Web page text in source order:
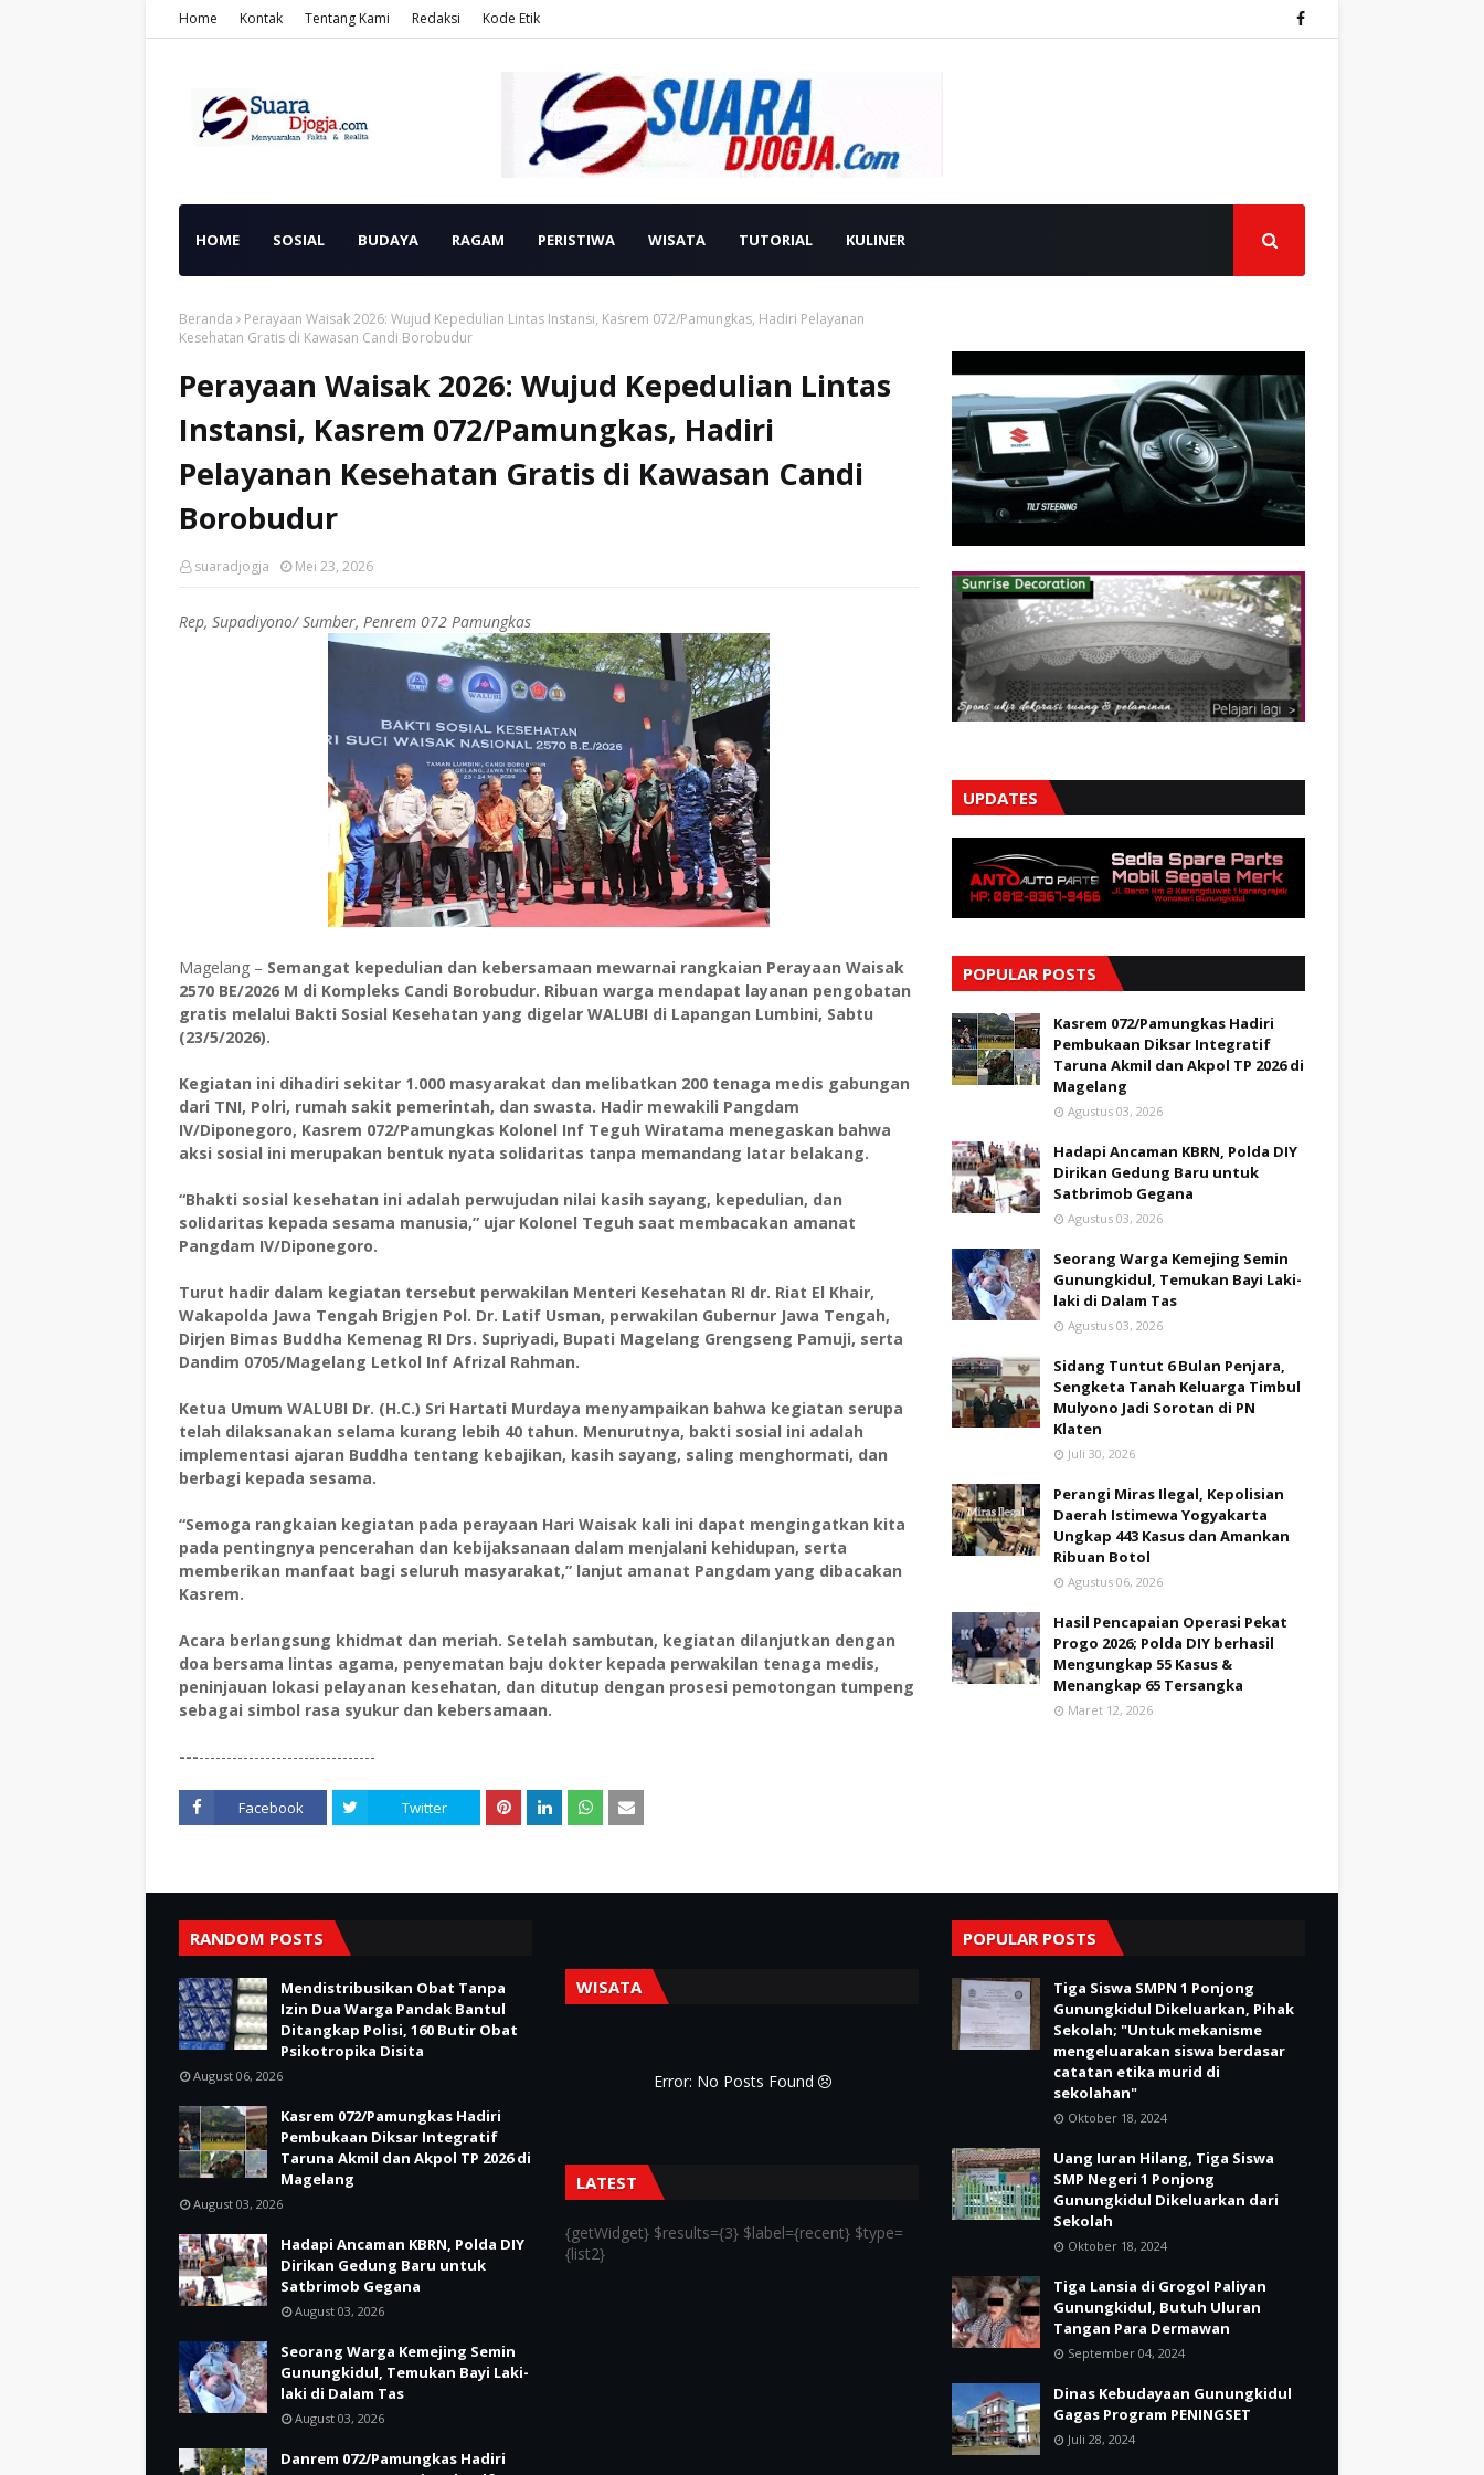
Home Kontak Tentang Kami Redaksi Kode Etik
HOME SOSIAL BUDAYA RAGAM PERISTIWA WISATA TUTORIAL KULINER
Beranda
Perayaan Waisak 2026: Wujud Kepedulian Lintas Instansi, Kasrem 072/Pamungkas, Hadiri Pelayanan
Kesehatan Gratis di Kawasan Candi Borobudur
Perayaan Waisak 2026: Wujud Kepedulian Lintas
Instansi, Kasrem 072/Pamungkas, Hadiri
Pelayanan Kesehatan Gratis di Kawasan Candi
Borobudur
suaradjogja Mei 23, 2026
Rep, Supadiyono/ Sumber, Penrem 072 Pamungkas
Magelang – Semangat kepedulian dan kebersamaan mewarnai rangkaian Perayaan Waisak
2570 BE/2026 M di Kompleks Candi Borobudur. Ribuan warga mendapat layanan pengobatan
gratis melalui Bakti Sosial Kesehatan yang digelar WALUBI di Lapangan Lumbini, Sabtu
(23/5/2026).
Kegiatan ini dihadiri sekitar 1.000 masyarakat dan melibatkan 200 tenaga medis gabungan
dari TNI, Polri, rumah sakit pemerintah, dan swasta. Hadir mewakili Pangdam
IV/Diponegoro, Kasrem 072/Pamungkas Kolonel Inf Teguh Wiratama menegaskan bahwa
aksi sosial ini merupakan bentuk nyata solidaritas tanpa memandang latar belakang.
“Bhakti sosial kesehatan ini adalah perwujudan nilai kasih sayang, kepedulian, dan
solidaritas kepada sesama manusia,” ujar Kolonel Teguh saat membacakan amanat
Pangdam IV/Diponegoro.
Turut hadir dalam kegiatan tersebut perwakilan Menteri Kesehatan RI dr. Riat El Khair,
Wakapolda Jawa Tengah Brigjen Pol. Dr. Latif Usman, perwakilan Gubernur Jawa Tengah,
Dirjen Bimas Buddha Kemenag RI Drs. Supriyadi, Bupati Magelang Grengseng Pamuji, serta
Dandim 0705/Magelang Letkol Inf Afrizal Rahman.
Ketua Umum WALUBI Dr. (H.C.) Sri Hartati Murdaya menyampaikan bahwa kegiatan serupa
telah dilaksanakan selama kurang lebih 40 tahun. Menurutnya, bakti sosial ini adalah
implementasi ajaran Buddha tentang kebajikan, kasih sayang, saling menghormati, dan
berbagi kepada sesama.
“Semoga rangkaian kegiatan pada perayaan Hari Waisak kali ini dapat mengingatkan kita
pada pentingnya pencerahan dan kebijaksanaan dalam menjalani kehidupan, serta
memberikan manfaat bagi seluruh masyarakat,” lanjut amanat Pangdam yang dibacakan
Kasrem.
Acara berlangsung khidmat dan meriah. Setelah sambutan, kegiatan dilanjutkan dengan
doa bersama lintas agama, penyematan baju dokter kepada perwakilan tenaga medis,
peninjauan lokasi pelayanan kesehatan, dan ditutup dengan prosesi pemotongan tumpeng
sebagai simbol rasa syukur dan kebersamaan.
-----------------------------------
Facebook Twitter
UPDATES
POPULAR POSTS
Kasrem 072/Pamungkas Hadiri
Pembukaan Diksar Integratif
Taruna Akmil dan Akpol TP 2026 di
Magelang
Agustus 03, 2026
Hadapi Ancaman KBRN, Polda DIY
Dirikan Gedung Baru untuk
Satbrimob Gegana
Agustus 03, 2026
Seorang Warga Kemejing Semin
Gunungkidul, Temukan Bayi Laki-
laki di Dalam Tas
Agustus 03, 2026
Sidang Tuntut 6 Bulan Penjara,
Sengketa Tanah Keluarga Timbul
Mulyono Jadi Sorotan di PN
Klaten
Juli 30, 2026
Perangi Miras Ilegal, Kepolisian
Daerah Istimewa Yogyakarta
Ungkap 443 Kasus dan Amankan
Ribuan Botol
Agustus 06, 2026
Hasil Pencapaian Operasi Pekat
Progo 2026; Polda DIY berhasil
Mengungkap 55 Kasus &
Menangkap 65 Tersangka
Maret 12, 2026
RANDOM POSTS
Mendistribusikan Obat Tanpa
Izin Dua Warga Pandak Bantul
Ditangkap Polisi, 160 Butir Obat
Psikotropika Disita
August 06, 2026
Kasrem 072/Pamungkas Hadiri
Pembukaan Diksar Integratif
Taruna Akmil dan Akpol TP 2026 di
Magelang
August 03, 2026
Hadapi Ancaman KBRN, Polda DIY
Dirikan Gedung Baru untuk
Satbrimob Gegana
August 03, 2026
Seorang Warga Kemejing Semin
Gunungkidul, Temukan Bayi Laki-
laki di Dalam Tas
August 03, 2026
Danrem 072/Pamungkas Hadiri
WISATA
Error: No Posts Found
LATEST
{getWidget} $results={3} $label={recent} $type=
{list2}
POPULAR POSTS
Tiga Siswa SMPN 1 Ponjong
Gunungkidul Dikeluarkan, Pihak
Sekolah; "Untuk mekanisme
mengeluarakan siswa berdasar
catatan etika murid di
sekolahan"
Oktober 18, 2024
Uang Iuran Hilang, Tiga Siswa
SMP Negeri 1 Ponjong
Gunungkidul Dikeluarkan dari
Sekolah
Oktober 18, 2024
Tiga Lansia di Grogol Paliyan
Gunungkidul, Butuh Uluran
Tangan Para Dermawan
September 04, 2024
Dinas Kebudayaan Gunungkidul
Gagas Program PENINGSET
Juli 28, 2024